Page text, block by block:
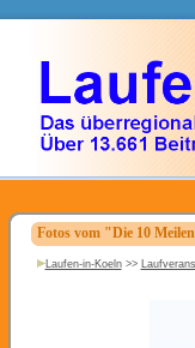
Fotos vom "Die 10
Laufen-in-Koeln>>